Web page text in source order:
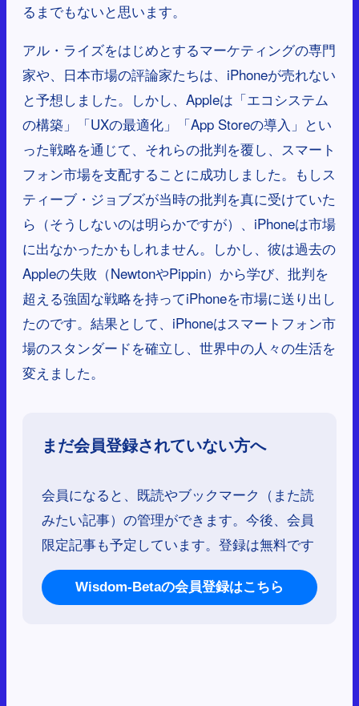
るまでもないと思います。
アル・ライズをはじめとするマーケティングの専門
家や、日本市場の評論家たちは、iPhoneが売れない
と予想しました。しかし、Appleは「エコシステム
の構築」「UXの最適化」「App Storeの導入」とい
った戦略を通じて、それらの批判を覆し、スマート
フォン市場を支配することに成功しました。もしス
ティーブ・ジョブズが当時の批判を真に受けていた
ら（そうしないのは明らかですが）、iPhoneは市場
に出なかったかもしれません。しかし、彼は過去の
Appleの失敗（NewtonやPippin）から学び、批判を
超える強固な戦略を持ってiPhoneを市場に送り出し
たのです。結果として、iPhoneはスマートフォン市
場のスタンダードを確立し、世界中の人々の生活を
変えました。
まだ会員登録されていない方へ
会員になると、既読やブックマーク（また読
みたい記事）の管理ができます。今後、会員
限定記事も予定しています。登録は無料です
Wisdom-Betaの会員登録はこちら